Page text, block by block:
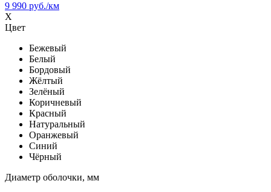
9 990 руб./км
X
Цвет
Бежевый
Белый
Бордовый
Жёлтый
Зелёный
Коричневый
Красный
Натуральный
Оранжевый
Синий
Чёрный
Диаметр оболочки, мм